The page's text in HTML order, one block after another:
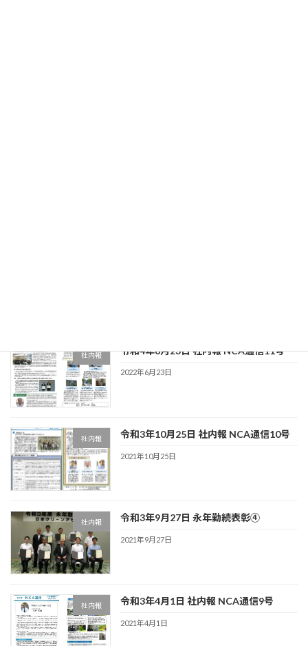
社内報 令和4年6月23日 社内報 NCA通信11号
2022年6月23日
社内報 令和3年10月25日 社内報 NCA通信10号
2021年10月25日
社内報 令和3年9月27日 永年勤続表彰④
2021年9月27日
社内報 令和3年4月1日 社内報 NCA通信9号
2021年4月1日